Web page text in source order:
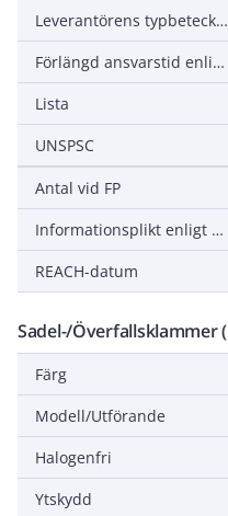
Leverantörens typbeteckning
Förlängd ansvarstid enligt ALEM-09
Lista
UNSPSC
Antal vid FP
Informationsplikt enligt REACH
REACH-datum
Sadel-/Överfallsklammer
Färg
Modell/Utförande
Halogenfri
Ytskydd